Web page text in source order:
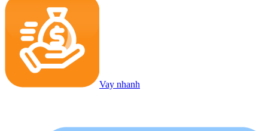
Vay nhanh